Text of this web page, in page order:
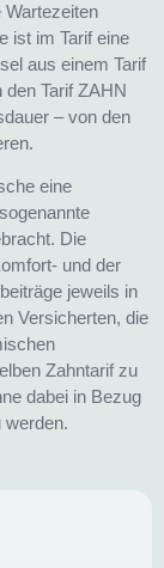
ist im Tarif eine
aus einem Tarif
Tarif ZAHN
– von den
eine
Die
und der
jeweils in
Versicherten, die
Zahntarif zu
dabei in Bezug
werden.